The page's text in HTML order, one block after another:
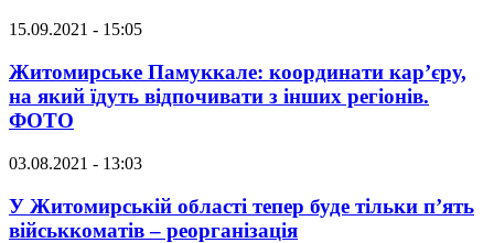
15.09.2021 - 15:05
Житомирське Памуккале: координати кар’єру,
на який їдуть відпочивати з інших регіонів.
ФОТО
03.08.2021 - 13:03
У Житомирській області тепер буде тільки п’ять
військкоматів – реорганізація